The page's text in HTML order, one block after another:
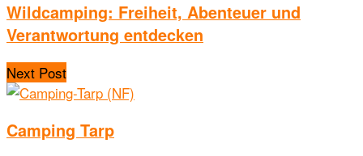
Wildcamping: Freiheit, Abenteuer und
Verantwortung entdecken
Next Post
Camping Tarp